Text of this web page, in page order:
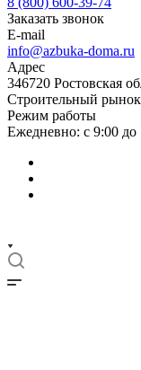
Заказать звонок
E-mail
info@azbuka-doma.ru
Адрес
346720 Ростовская
Строительный рынок
Режим работы
Ежедневно: с 9:00 до